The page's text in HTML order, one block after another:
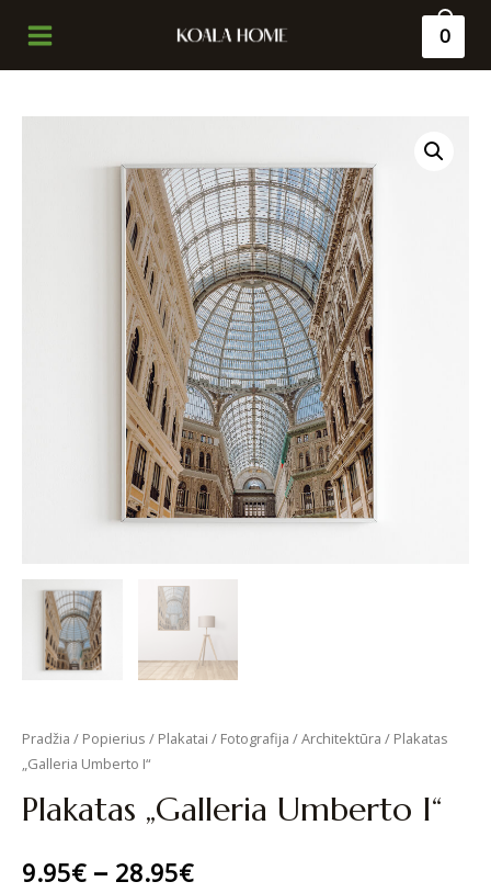
Main
0
Pradžia / Popierius / Plakatai / Fotografija /Architektūra / Plakatas
„Galleria Umberto I“
Plakatas „Galleria Umberto I“
9.95€– 28.95€